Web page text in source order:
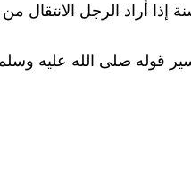
إذا أراد الرجل
قوله صلى الله عليه